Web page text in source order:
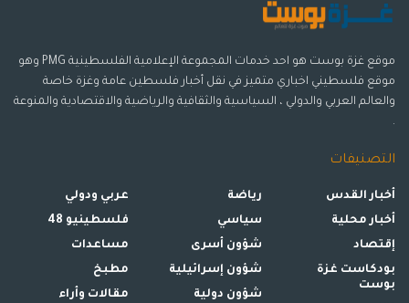
موقع غزة بوست هو احد خدمات المجموعة الإعلامية الفلسطينية PMG وهو
موقع فلسطيني اخباري متميز في نقل أخبار فلسطين عامة وغزة خاصة
والعالم العربي والدولي ، السياسية والثقافية والرياضية والاقتصادية والمنوعة
.
التصنيفات
أخبار القدس
أخبار محلية
إقتصاد
بودكاست غزة
بوست
رياضة
سياسي
شؤون أسرى
شؤون إسرائيلية
شؤون دولية
عربي ودولي
فلسطينيو 48
مساعدات
مطبخ
مقالات وأراء